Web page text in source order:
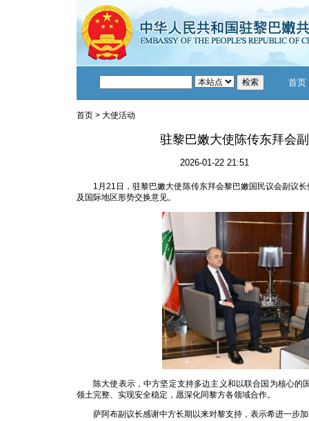
首页
首页 > 大使活动
驻黎巴嫩大使陈传东拜会
2026-01-22 21:51
1月21日，驻黎巴嫩大使陈传东拜会黎巴嫩国民议会副议
及国际地区形势交换意见。
陈大使表示，中方坚定支持多边主义和以联合国为核心的
领土完整、实现安全稳定，愿深化同黎方各领域合作。
萨阿布副议长感谢中方长期以来对黎支持，表示希进一步